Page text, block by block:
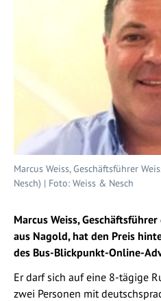
Marcus Weiss, Geschäftsführer
Nesch) | Foto: Weiss & Nesch
Marcus Weiss,
aus Nagold, hat den Preis
des Bus-Blickpunkt-Online-
Er darf sich auf eine 8-tägige
zwei Personen mit